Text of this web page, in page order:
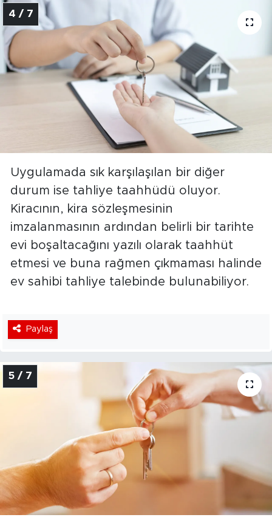
4 / 7
Uygulamada sık karşılaşılan bir diğer
durum ise tahliye taahhüdü oluyor.
Kiracının, kira sözleşmesinin
imzalanmasının ardından belirli bir tarihte
evi boşaltacağını yazılı olarak taahhüt
etmesi ve buna rağmen çıkmaması halinde
ev sahibi tahliye talebinde bulunabiliyor.
Paylaş
5 / 7